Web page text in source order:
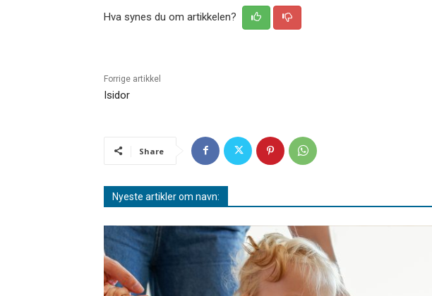
Hva synes du om artikkelen?
Forrige artikkel
Isidor
Share
Nyeste artikler om navn: